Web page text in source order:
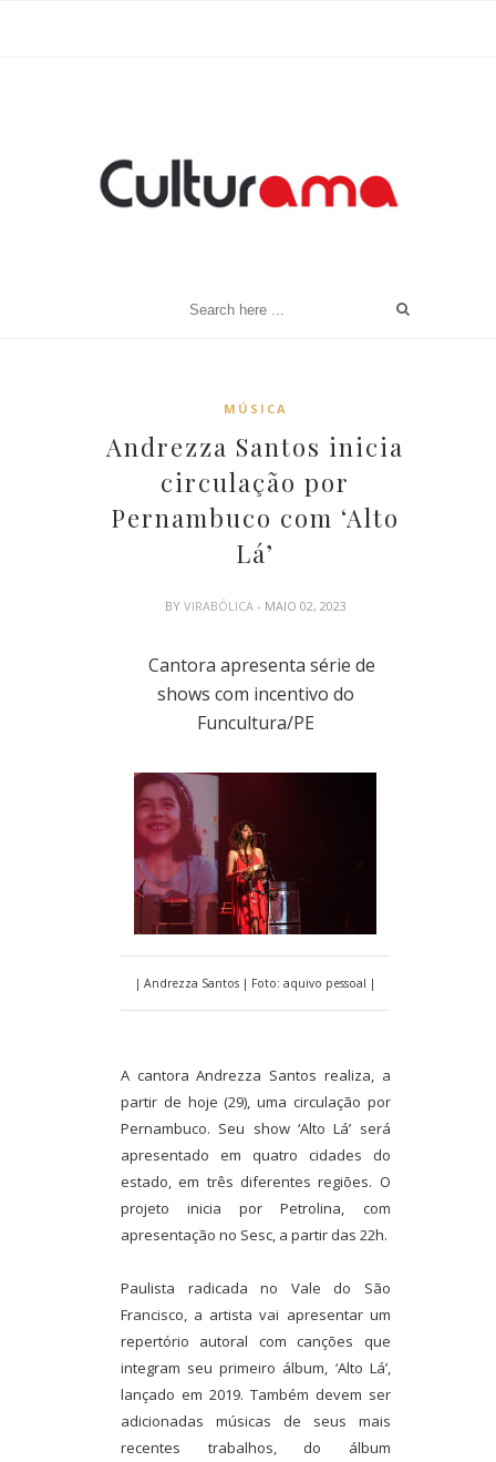
MÚSICA
Andrezza Santos inicia
circulação por
Pernambuco com ‘Alto
Lá’
BY VIRABÓLICA - MAIO 02, 2023
Cantora apresenta série de
shows com incentivo do
Funcultura/PE
| Andrezza Santos | Foto: aquivo pessoal |
A cantora Andrezza Santos realiza, a
partir de hoje (29), uma circulação por
Pernambuco. Seu show ‘Alto Lá’ será
apresentado em quatro cidades do
estado, em três diferentes regiões. O
projeto inicia por Petrolina, com
apresentação no Sesc, a partir das 22h.
Paulista radicada no Vale do São
Francisco, a artista vai apresentar um
repertório autoral com canções que
integram seu primeiro álbum, ‘Alto Lá’,
lançado em 2019. Também devem ser
adicionadas músicas de seus mais
recentes trabalhos, do álbum